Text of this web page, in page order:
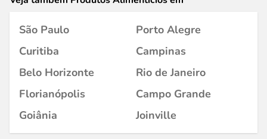
São Paulo
Porto Alegre
Curitiba
Campinas
Belo Horizonte
Rio de Janeiro
Florianópolis
Campo Grande
Goiânia
Joinville